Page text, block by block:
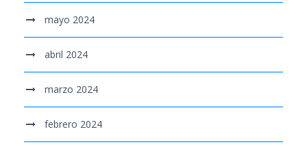
mayo 2024
abril 2024
marzo 2024
febrero 2024